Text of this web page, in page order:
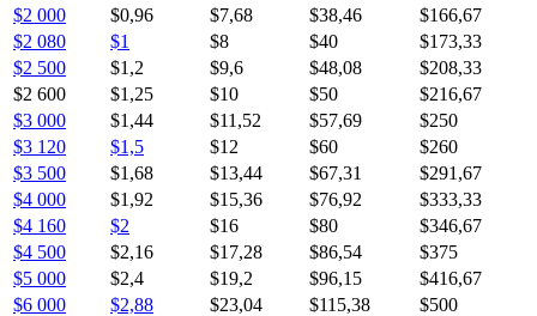
$2 000
$0,96 $7,68 $38,46
$166,67
$2 080
$1 $8 $40
$173,33
$2 500
$1,2 $9,6 $48,08
$208,33
$2 600
$1,25 $10 $50
$216,67
$3 000
$1,44 $11,52 $57,69
$250
$3 120
$1,5 $12 $60
$260
$3 500
$1,68 $13,44 $67,31
$291,67
$4 000
$1,92 $15,36 $76,92
$333,33
$4 160
$2 $16 $80
$346,67
$4 500
$2,16 $17,28 $86,54
$375
$5 000
$2,4 $19,2 $96,15
$416,67
$6 000
$2,88 $23,04 $115,38
$500